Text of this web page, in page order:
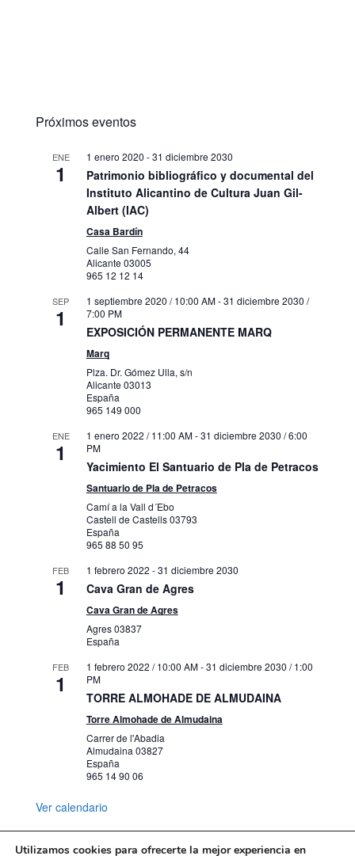
Próximos eventos
ENE
1
1 enero 2020 -31 diciembre 2030
Patrimonio bibliográfico y documental del
Instituto Alicantino de Cultura Juan Gil-
Albert (IAC)
Casa Bardín
Calle San Fernando, 44
Alicante 03005
965 12 12 14
SEP
1
1 septiembre 2020 / 10:00 AM-31 diciembre 2030 /
7:00 PM
EXPOSICIÓN PERMANENTE MARQ
Marq
Plza. Dr. Gómez Ulla, s/n
Alicante 03013
España
965 149 000
ENE
1
1 enero 2022 / 11:00 AM-31 diciembre 2030 / 6:00
PM
Yacimiento El Santuario de Pla de Petracos
Santuario de Pla de Petracos
Camí a la Vall d´Ebo
Castell de Castells03793
España
965 88 50 95
FEB
1
1 febrero 2022 -31 diciembre 2030
Cava Gran de Agres
Cava Gran de Agres
Agres03837
España
FEB
1
1 febrero 2022 / 10:00 AM-31 diciembre 2030 / 1:00
PM
TORRE ALMOHADE DE ALMUDAINA
Torre Almohade de Almudaina
Carrer de l'Abadia
Almudaina 03827
España
965 14 90 06
Ver calendario
Utilizamos cookies para ofrecerte la mejor experiencia en